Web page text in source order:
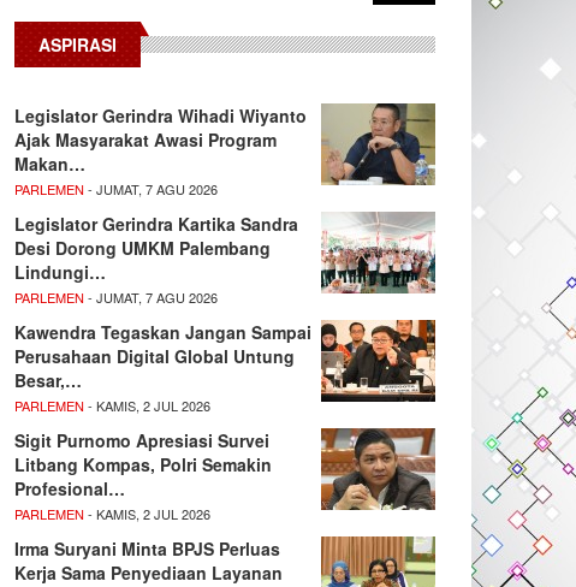
ASPIRASI
Legislator Gerindra Wihadi Wiyanto
Ajak Masyarakat Awasi Program
Makan…
PARLEMEN - JUMAT, 7 AGU 2026
Legislator Gerindra Kartika Sandra
Desi Dorong UMKM Palembang
Lindungi…
PARLEMEN - JUMAT, 7 AGU 2026
Kawendra Tegaskan Jangan Sampai
Perusahaan Digital Global Untung
Besar,…
PARLEMEN - KAMIS, 2 JUL 2026
Sigit Purnomo Apresiasi Survei
Litbang Kompas, Polri Semakin
Profesional…
PARLEMEN - KAMIS, 2 JUL 2026
Irma Suryani Minta BPJS Perluas
Kerja Sama Penyediaan Layanan